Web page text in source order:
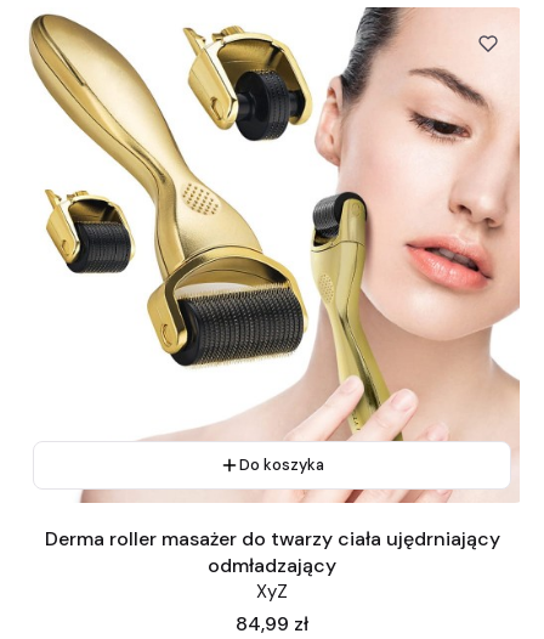
Do koszyka
Derma roller masażer do twarzy ciała ujędrniający
odmładzający
XyZ
Cena
84,99 zł